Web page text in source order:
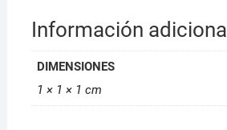
Información adicional
DIMENSIONES
1 × 1 × 1 cm